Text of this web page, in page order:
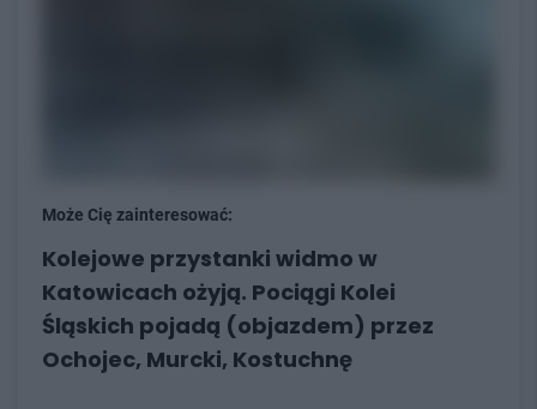
Może Cię zainteresować:
Kolejowe przystanki widmo w
Katowicach ożyją. Pociągi Kolei
Śląskich pojadą (objazdem) przez
Ochojec, Murcki, Kostuchnę